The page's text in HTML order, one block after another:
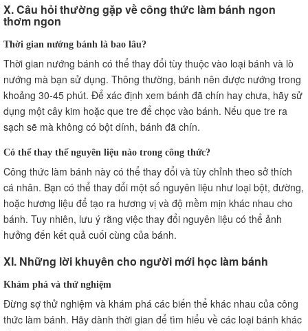
X. Câu hỏi thường gặp về công thức làm bánh ngon
thơm ngon
Thời gian nướng bánh là bao lâu?
Thời gian nướng bánh có thể thay đổi tùy thuộc vào loại bánh và lò
nướng mà bạn sử dụng. Thông thường, bánh nên được nướng trong
khoảng 30-45 phút. Để xác định xem bánh đã chín hay chưa, hãy sử
dụng một cây kim hoặc que tre để chọc vào bánh. Nếu que tre ra
sạch sẽ mà không có bột dính, bánh đã chín.
Có thể thay thế nguyên liệu nào trong công thức?
Công thức làm bánh này có thể thay đổi và tùy chỉnh theo sở thích
cá nhân. Bạn có thể thay đổi một số nguyên liệu như loại bột, đường,
hoặc hương liệu để tạo ra hương vị và độ mềm mịn khác nhau cho
bánh. Tuy nhiên, lưu ý rằng việc thay đổi nguyên liệu có thể ảnh
hưởng đến kết quả cuối cùng của bánh.
XI. Những lời khuyên cho người mới học làm bánh
Khám phá và thử nghiệm
Đừng sợ thử nghiệm và khám phá các biến thể khác nhau của công
thức làm bánh. Hãy dành thời gian để tìm hiểu về các loại bánh khác